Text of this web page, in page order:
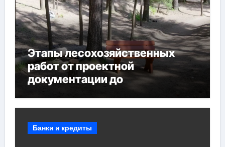
Этапы лесохозяйственных
работ от проектной
документации до
мероприятий и обустройства
Банки и кредиты